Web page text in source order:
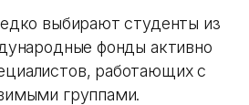
выбирают студенты из
фонды активно
работающих с
группами.